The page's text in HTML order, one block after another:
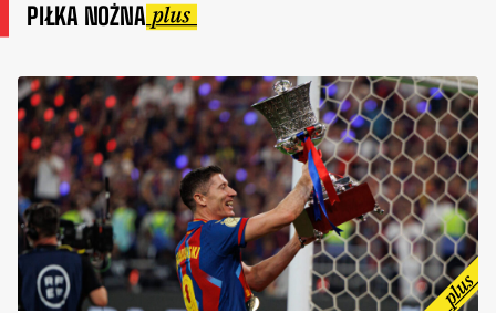
PIŁKA NOŻNA